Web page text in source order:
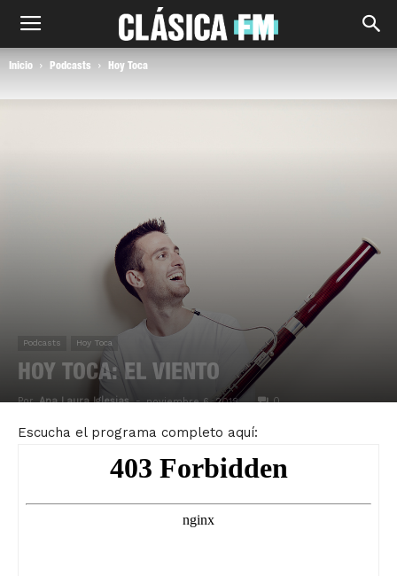
Inicio Podcasts Hoy Toca
Podcasts Hoy Toca
HOY TOCA: EL VIENTO
Por Ana Laura Iglesias - noviembre 6, 2018 0
Escucha el programa completo aquí: